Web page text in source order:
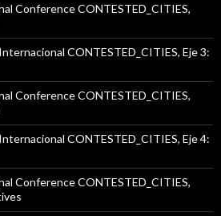
Conference CONTESTED_CITIES,
CONTESTED_CITIES, Eje 3:
Conference CONTESTED_CITIES,
CONTESTED_CITIES, Eje 4:
Conference CONTESTED_CITIES,